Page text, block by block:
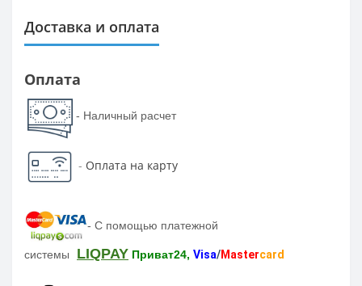
Доставка и оплата
Оплата
- Наличный расчет
- Оплата на карту
- С помощью платежной
системы LIQPAY Приват24, Visa/Mastercard